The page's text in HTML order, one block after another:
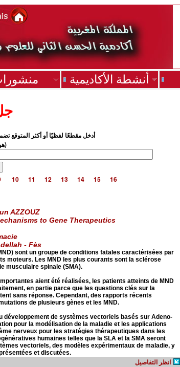
أنشطة الأكاديمية
أدخل مقطعًا لفظيًا أو أكثر المتوقع
(5 هو الحد الأقصى)
10 11 12 13 14 15 16
AZZOUZ
to Gene Therapeutics
- Fès
sont un groupe de conditions fatales caractérisées par
moteurs. Les MND les plus courants sont la sclérose
musculaire spinale (SMA).
aient été réalisées, les patients atteints de MND
en partie parce que les questions clés sur la
sans réponse. Cependant, des rapports récents
de plusieurs gènes et les MND.
développement de systèmes vectoriels basés sur Adeno-
pour la modélisation de la maladie et les applications
nerveux pour les stratégies thérapeutiques dans les
humaines telles que la SLA et la SMA seront
vectoriels, des modèles expérimentaux de maladie, y
et discutées.
انظر التفاصيل